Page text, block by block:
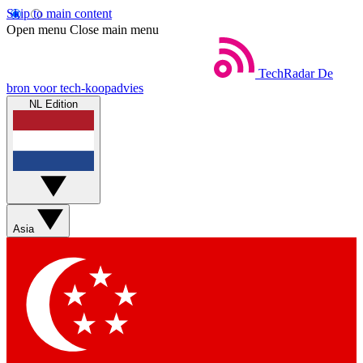
Skip to main content
Open menu Close main menu
TechRadar De
bron voor tech-koopadvies
NL Edition
Asia